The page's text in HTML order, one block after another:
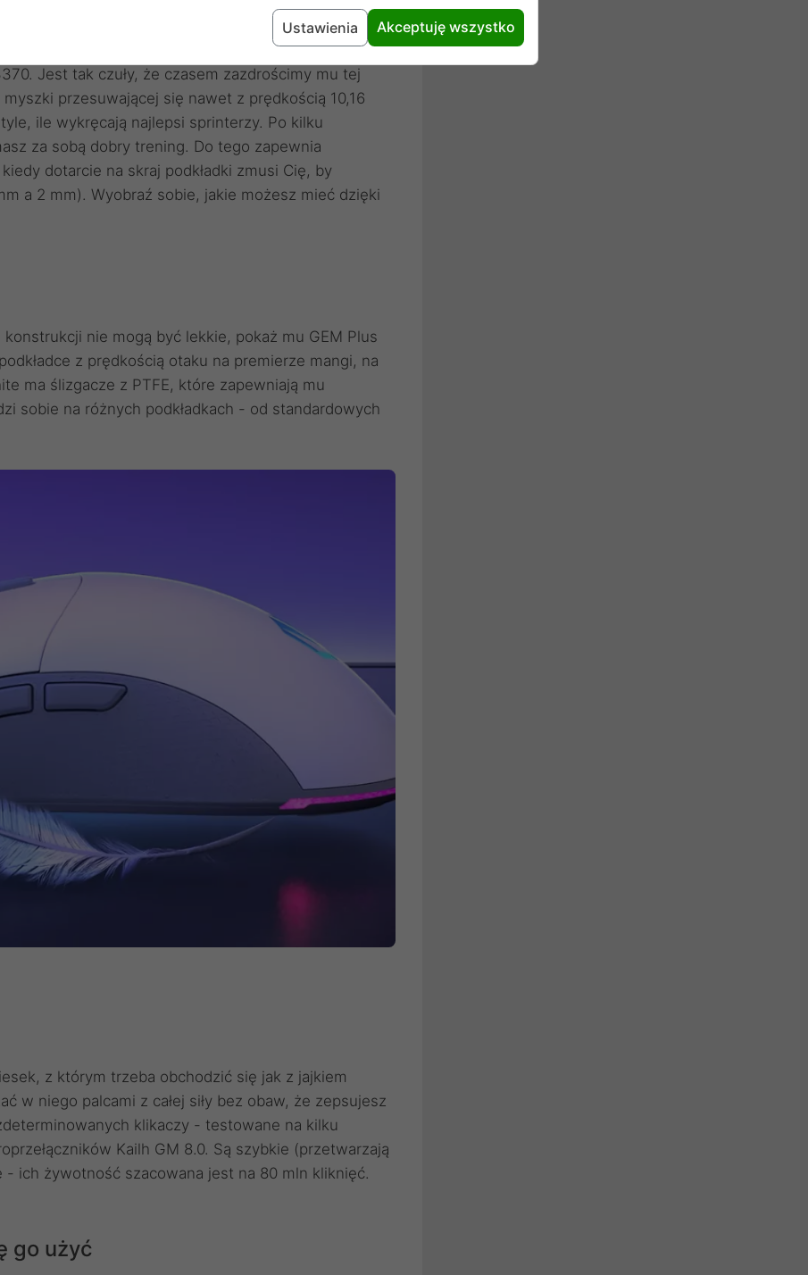
czas reakcji. Z tego powodu zadbano o to, żeby
na każdą Twoją komendę. Sercem GEM Plus
Jest tak czuły, że czasem zazdrościmy mu tej
przesuwającej się nawet z prędkością 10,16
ile wykręcają najlepsi sprinterzy. Po kilku
za sobą dobry trening. Do tego zapewnia
dotarcie na skraj podkładki zmusi Cię, by
a 2 mm). Wyobraź sobie, jakie możesz mieć dzięki
nie mogą być lekkie, pokaż mu GEM Plus
z prędkością otaku na premierze mangi, na
ma ślizgacze z PTFE, które zapewniają mu
sobie na różnych podkładkach - od standardowych
z którym trzeba obchodzić się jak z jajkiem
w niego palcami z całej siły bez obaw, że zepsujesz
klikaczy - testowane na kilku
Kailh GM 8.0. Są szybkie (przetwarzają
- ich żywotność szacowana jest na 80 mln kliknięć.
go użyć
Ustawienia Akceptuję wszystko